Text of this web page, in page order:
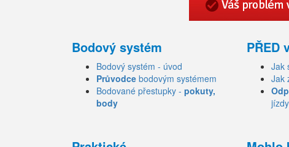
Bodový systém
Bodový systém - úvod
Průvodce bodovým systémem
Bodované přestupky - pokuty,
body
PŘED
Jak
Jak
jízdy